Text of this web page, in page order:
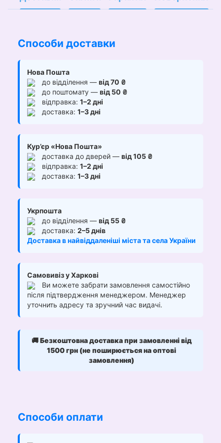
Способи доставки
Нова Пошта
до відділення — від 70 ₴
до поштомату — від 50 ₴
відправка: 1–2 дні
доставка: 1–3 дні
Кур’єр «Нова Пошта»
доставка до дверей — від 105 ₴
відправка: 1–2 дні
доставка: 1–3 дні
Укрпошта
до відділення — від 55 ₴
доставка: 2–5 днів
Доставка в найвіддаленіші міста та села України
Самовивіз у Харкові
Ви можете забрати замовлення самостійно
після підтвердження менеджером. Менеджер
уточнить адресу та зручний час видачі.
🚚Безкоштовна доставка при замовленні від
1500 грн (не поширюється на оптові
замовлення)
Способи оплати